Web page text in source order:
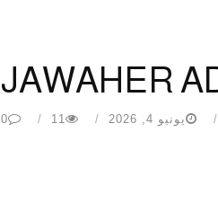
JAWAHER
يونيو 4, 2026 11
0